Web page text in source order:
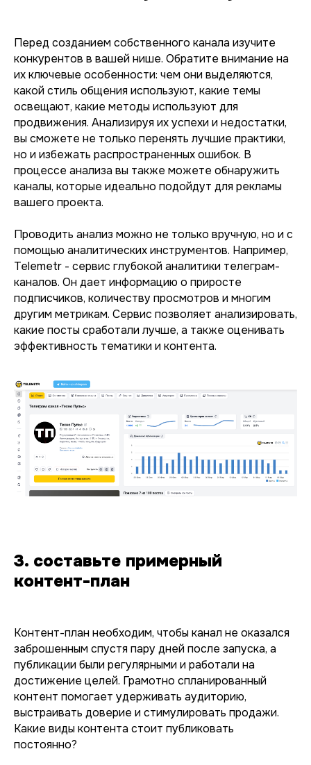
Перед созданием собственного канала изучите
конкурентов в вашей нише. Обратите внимание на
их ключевые особенности: чем они выделяются,
какой стиль общения используют, какие темы
освещают, какие методы используют для
продвижения. Анализируя их успехи и недостатки,
вы сможете не только перенять лучшие практики,
но и избежать распространенных ошибок. В
процессе анализа вы также можете обнаружить
каналы, которые идеально подойдут для рекламы
вашего проекта.
Проводить анализ можно не только вручную, но и с
помощью аналитических инструментов. Например,
Telemetr - сервис глубокой аналитики телеграм-
каналов. Он дает информацию о приросте
подписчиков, количеству просмотров и многим
другим метрикам. Сервис позволяет анализировать,
какие посты сработали лучше, а также оценивать
эффективность тематики и контента.
3. составьте примерный
контент-план
Контент-план необходим, чтобы канал не оказался
заброшенным спустя пару дней после запуска, а
публикации были регулярными и работали на
достижение целей. Грамотно спланированный
контент помогает удерживать аудиторию,
выстраивать доверие и стимулировать продажи.
Какие виды контента стоит публиковать
постоянно?